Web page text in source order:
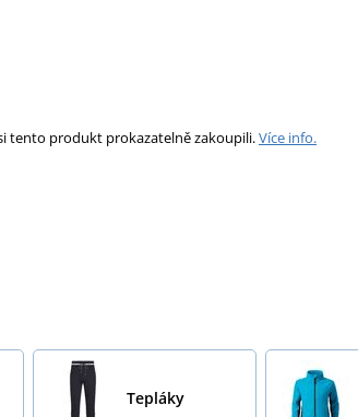
tento produkt prokazatelně zakoupili.Více info.
Tepláky